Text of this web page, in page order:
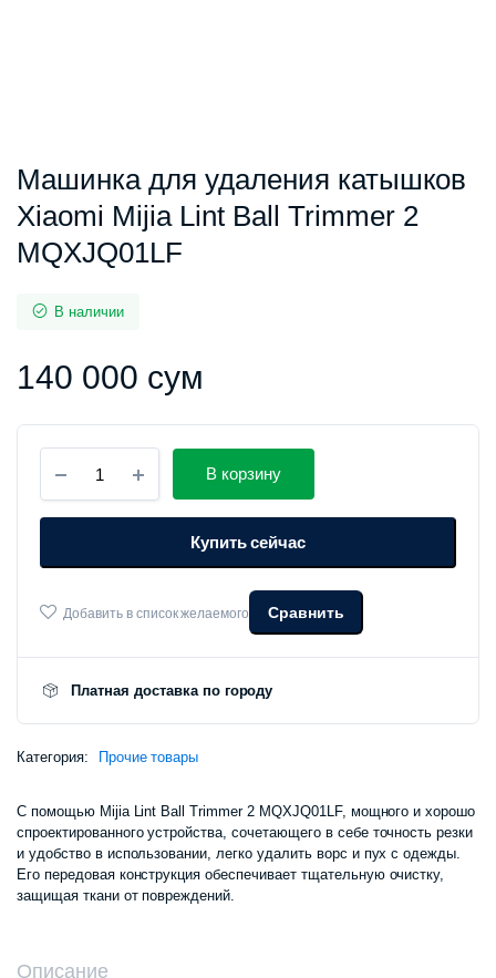
Машинка для удаления катышков
Xiaomi Mijia Lint Ball Trimmer 2
MQXJQ01LF
В наличии
140 000 сум
для
удаления
катышков
Mijia
Ball
количество
В корзину
Купить сейчас
Добавить в список желаемого Сравнить
Платная доставка по городу
Категория: Прочие товары
С помощью Mijia Lint Ball Trimmer 2 MQXJQ01LF, мощного и хорошо
спроектированного устройства, сочетающего в себе точность резки
и удобство в использовании, легко удалить ворс и пух с одежды.
Его передовая конструкция обеспечивает тщательную очистку,
защищая ткани от повреждений.
Описание